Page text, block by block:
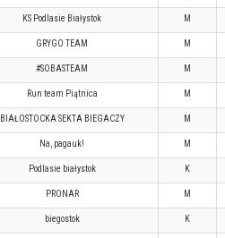
KS Podlasie Białystok M
GRYGO TEAM M
#SOBASTEAM M
Run team Piątnica M
BIAŁOSTOCKA SEKTA BIEGACZY M
Na, pagauk! M
Podlasie białystok K
PRONAR M
biegostok K